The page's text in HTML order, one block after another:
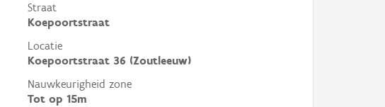
Straat
Koepoortstraat
Locatie
Koepoortstraat 36 (Zoutleeuw)
Nauwkeurigheid zone
Tot op 15m